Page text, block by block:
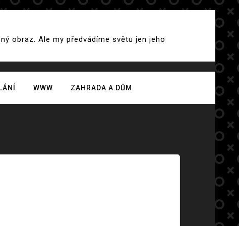
obraz. Ale my předvádíme světu jen jeho
WWW ZAHRADA A DŮM